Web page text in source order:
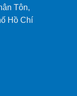
Tôn,
Hồ Chí